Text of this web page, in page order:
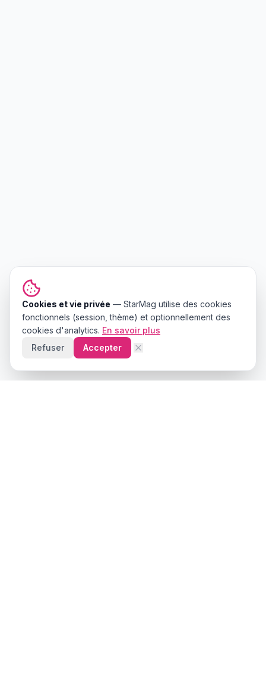
Cookies et vie privée — StarMag utilise des cookies
fonctionnels (session, thème) et optionnellement des
cookies d'analytics. En savoir plus
Refuser
Accepter